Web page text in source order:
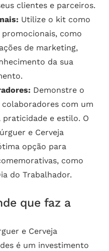
clientes e parceiros.
Utilize o kit como
como
de marketing,
da sua
Demonstre o
com um
e estilo. O
e Cerveja
opção para
como
do Trabalhador.
que faz a
e Cerveja
é um investimento